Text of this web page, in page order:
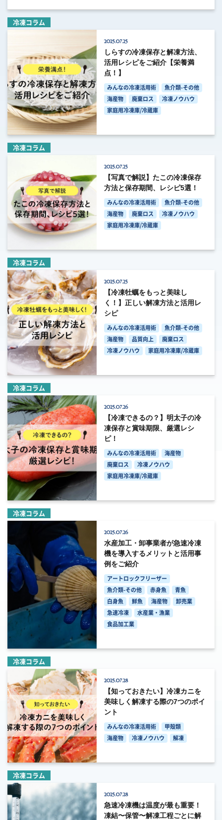
冷凍コラム
2025.07.25
しらすの冷凍保存と解凍方法、
活用レシピをご紹介【栄養満
点！】
みんなの冷凍活用術
魚介類-その他
海産物
廃棄ロス
冷凍ノウハウ
家庭用冷凍庫/冷蔵庫
冷凍コラム
2025.07.25
【写真で解説】たこの冷凍保存
方法と保存期間、レシピ5選！
みんなの冷凍活用術
魚介類-その他
海産物
廃棄ロス
冷凍ノウハウ
家庭用冷凍庫/冷蔵庫
冷凍コラム
2025.07.25
【冷凍牡蠣をもっと美味し
く！】正しい解凍方法と活用レ
シピ
みんなの冷凍活用術
魚介類-その他
海産物
品質向上
廃棄ロス
冷凍ノウハウ
家庭用冷凍庫/冷蔵庫
冷凍コラム
2025.07.26
【冷凍できるの？】明太子の冷
凍保存と賞味期限、厳選レシ
ピ！
みんなの冷凍活用術
海産物
廃棄ロス
冷凍ノウハウ
家庭用冷凍庫/冷蔵庫
冷凍コラム
2025.07.26
水産加工・卸事業者が急速冷凍
機を導入するメリットと活用事
例をご紹介
アートロックフリーザー
魚介類-その他
赤身魚
青魚
白身魚
鮮魚 海産物
卸売業
急速冷凍
水産業・漁業
食品加工業
冷凍コラム
2025.07.28
【知っておきたい】冷凍カニを
美味しく解凍する際の7つのポイ
ント
みんなの冷凍活用術
甲殻類
海産物
冷凍ノウハウ 解凍
冷凍コラム
2025.07.28
急速冷凍機は温度が最も重要！
凍結〜保管〜解凍工程ごとに解